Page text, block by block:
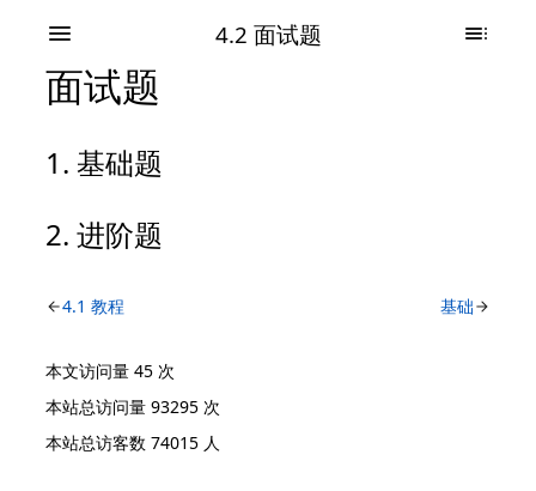
4.2 面试题
面试题
基础题
进阶题
4.1 教程 基础
本文访问量45 次
本站总访问量93295 次
本站总访客数74015 人